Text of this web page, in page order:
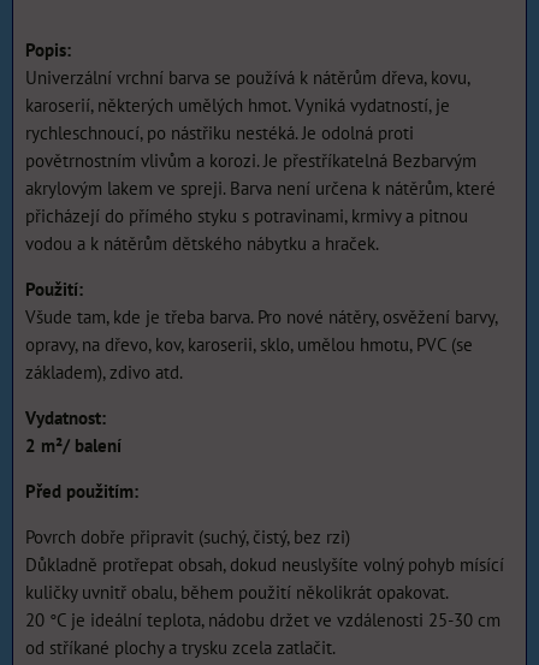
Popis:
Univerzální vrchní barva se používá k nátěrům dřeva, kovu,
karoserií, některých umělých hmot. Vyniká vydatností, je
rychleschnoucí, po nástřiku nestéká. Je odolná proti
povětrnostním vlivům a korozi. Je přestříkatelná Bezbarvým
akrylovým lakem ve spreji. Barva není určena k nátěrům, které
přicházejí do přímého styku s potravinami, krmivy a pitnou
vodou a k nátěrům dětského nábytku a hraček.
Použití:
Všude tam, kde je třeba barva. Pro nové nátěry, osvěžení barvy,
opravy, na dřevo, kov, karoserii, sklo, umělou hmotu, PVC (se
základem), zdivo atd.
Vydatnost:
2 m²/ balení
Před použitím:
Povrch dobře připravit (suchý, čistý, bez rzi)
Důkladně protřepat obsah, dokud neuslyšíte volný pohyb mísící
kuličky uvnitř obalu, během použití několikrát opakovat.
20 °C je ideální teplota, nádobu držet ve vzdálenosti 25-30 cm
od stříkané plochy a trysku zcela zatlačit.